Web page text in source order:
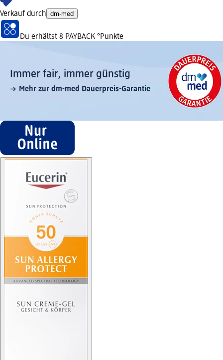
Verkauf durch dm-med
Du erhältst 8 PAYBACK °Punkte
Immer fair,­ immer günstig
Mehr zur dm-med Dauerpreis-Garantie